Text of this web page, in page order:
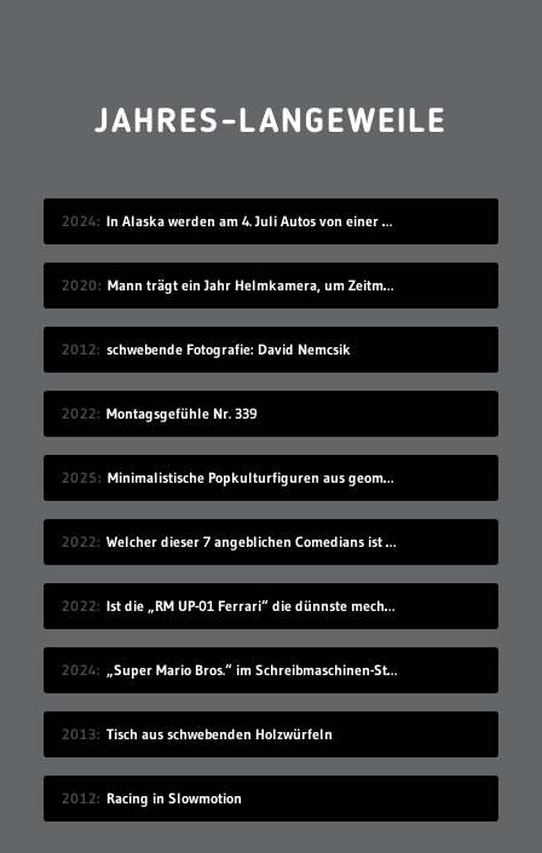
JAHRES-LANGEWEILE
2024 In Alaska werden am 4. Juli Autos von einer Klippe gefahren
2020 Mann trägt ein Jahr Helmkamera, um Zeitmaschine zu bauen
2012 schwebende Fotografie: David Nemcsik
2022 Montagsgefühle Nr. 339
2025 Minimalistische Popkulturfiguren aus geometrischen Formen
2022 Welcher dieser 7 angeblichen Comedians ist gar keiner?
2022 Ist die „RM UP-01 Ferrari“ die dünnste mechanische Uhr der Welt?
2024 „Super Mario Bros.“ im Schreibmaschinen-Stil spielen
2013 Tisch aus schwebenden Holzwürfeln
2012 Racing in Slowmotion